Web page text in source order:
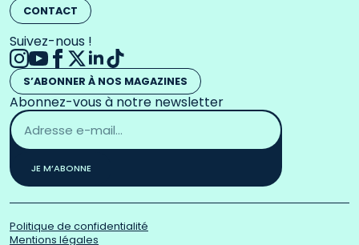
CONTACT
Suivez-nous !
S’ABONNER À NOS MAGAZINES
Abonnez-vous à notre newsletter
Adresse
email
*
JE M’ABONNE
Politique de confidentialité
Mentions légales